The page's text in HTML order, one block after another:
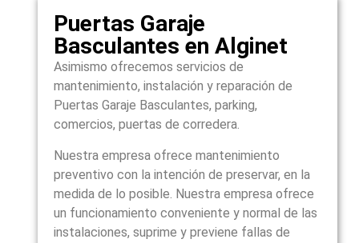
Puertas Garaje
Basculantes en Alginet
Asimismo ofrecemos servicios de
mantenimiento, instalación y reparación de
Puertas Garaje Basculantes, parking,
comercios, puertas de corredera.
Nuestra empresa ofrece mantenimiento
preventivo con la intención de preservar, en la
medida de lo posible. Nuestra empresa ofrece
un funcionamiento conveniente y normal de las
instalaciones, suprime y previene fallas de